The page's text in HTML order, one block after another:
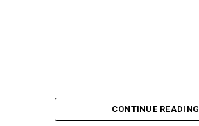
Preaqueça o forno a 200°C.
CONTINUE READING